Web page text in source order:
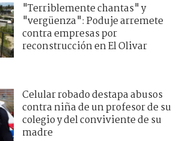
"Terriblemente chantas" y
"vergüenza": Poduje arremete
contra empresas por
reconstrucción en El Olivar
Celular robado destapa abusos
contra niña de un profesor de su
colegio y del conviviente de su
madre